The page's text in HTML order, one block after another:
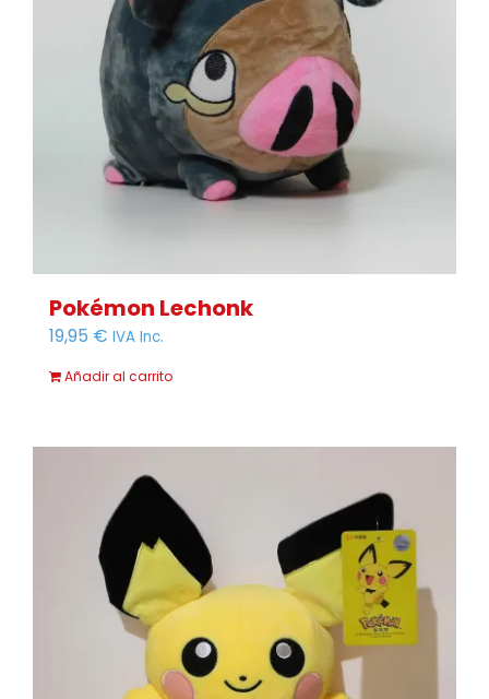
Pokémon Lechonk
19,95 € IVA Inc.
Añadir al carrito